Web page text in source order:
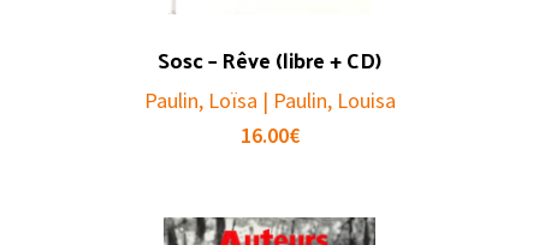
Sosc – Rêve (libre + CD)
Paulin, Loïsa | Paulin, Louisa
16.00€